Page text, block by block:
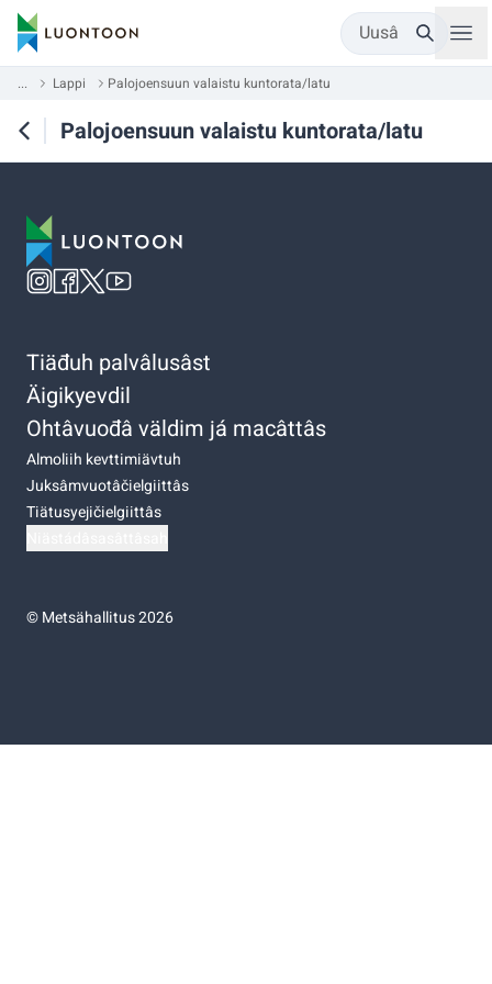
Uusâ
... Lappi Palojoensuun valaistu kuntorata/latu
Palojoensuun valaistu kuntorata/latu
Tiäđuh palvâlusâst
Äigikyevdil
Ohtâvuođâ väldim já macâttâs
Almoliih kevttimiävtuh
Juksâmvuotâčielgiittâs
Tiätusyejičielgiittâs
©Metsähallitus 2026